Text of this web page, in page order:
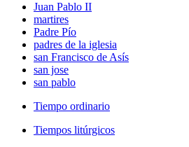
Juan Pablo II
martires
Padre Pío
padres de la iglesia
san Francisco de Asís
san jose
san pablo
Tiempo ordinario
Tiempos litúrgicos